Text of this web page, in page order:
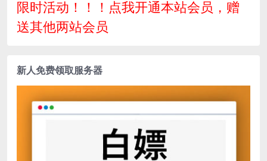
限时活动！！！点我开通本站会员，赠
送其他两站会员
新人免费领取服务器